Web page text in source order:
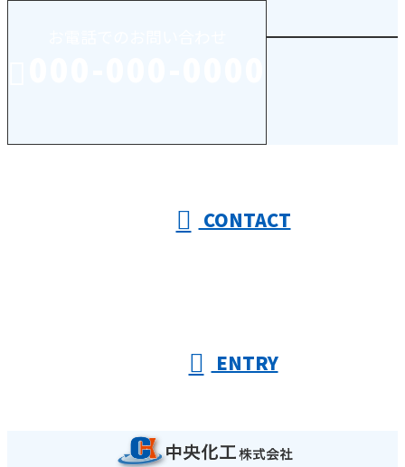
CONTACT
ENTRY